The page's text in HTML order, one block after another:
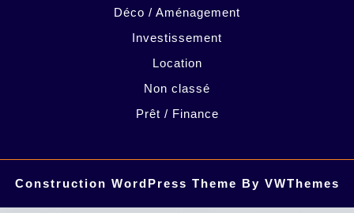
Déco / Aménagement
Investissement
Location
Non classé
Prêt / Finance
Construction WordPress Theme By VWThemes